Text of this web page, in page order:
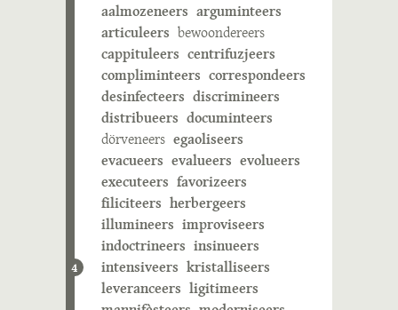
4
aalmozeneers arguminteers
articuleers bewoondereers
cappituleers centrifuzjeers
compliminteers correspondeers
desinfecteers discrimineers
distribueers documinteers
dörveneers egaoliseers
evacueers evalueers evolueers
executeers favorizeers
filiciteers herbergeers
illumineers improviseers
indoctrineers insinueers
intensiveers kristalliseers
leveranceers ligitimeers